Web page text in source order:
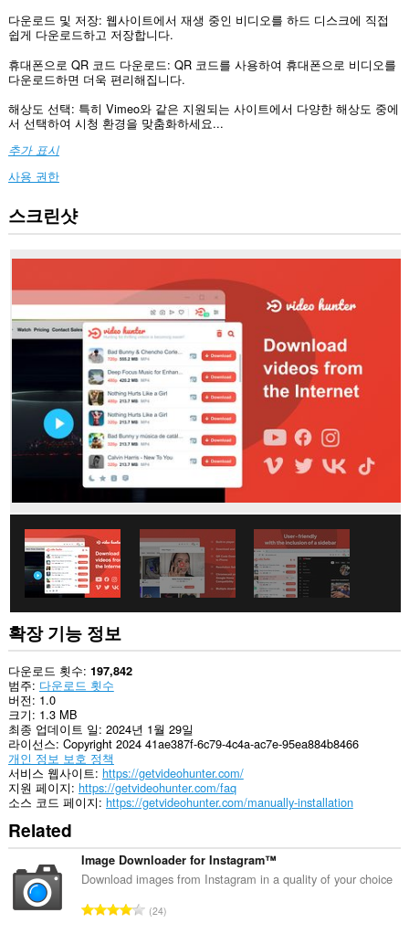
다운로드 및 저장: 웹사이트에서 재생 중인 비디오를 하드 디스크에 직접
쉽게 다운로드하고 저장합니다.
휴대폰으로 QR 코드 다운로드: QR 코드를 사용하여 휴대폰으로 비디오를
다운로드하면 더욱 편리해집니다.
해상도 선택: 특히 Vimeo와 같은 지원되는 사이트에서 다양한 해상도 중에
서 선택하여 시청 환경을 맞춤화하세요...
추가 표시
사용 권한
이
확
기
은
모
든
웹
의
데
할
This
extension
can
create
rich
notifications
and
display
them
to
you
in
the
system
이
장
스크린샷
확장 기능 정보
다운로드 횟수 197,842
범주 다운로드 횟수
버전 1.0
크기 1.3 MB
최종 업데이트 일 2024년 1월 29일
라이선스 Copyright 2024 41ae387f-6c79-4c4a-ac7e-95ea884b8466
개인 정보 보호 정책
서비스 웹사이트 https://getvideohunter.com/
지원 페이지 https://getvideohunter.com/faq
소스 코드 페이지 https://getvideohunter.com/manually-installation
Related
Image Downloader for Instagram™
Download images from Instagram in a quality of your choice
총24